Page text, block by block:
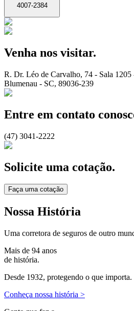
4007-2384
Venha nos visitar.
R. Dr. Léo de Carvalho, 74 - Sala 1205
Blumenau - SC, 89036-239
Entre em contato
(47) 3041-2222
Solicite uma cotação.
Faça uma cotação
Nossa História
Uma corretora de seguros de outro
Mais de 94 anos
de história.
Desde 1932, protegendo o que importa.
Conheça nossa história >